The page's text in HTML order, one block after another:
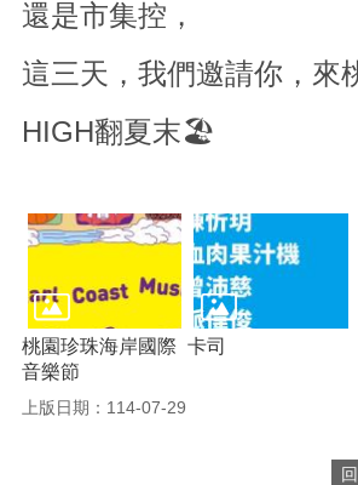
還是市集控，
這三天，我們邀請你，來
HIGH翻夏末🏖️
桃園珍珠海岸國際
音樂節
卡司
上版日期：114-07-29